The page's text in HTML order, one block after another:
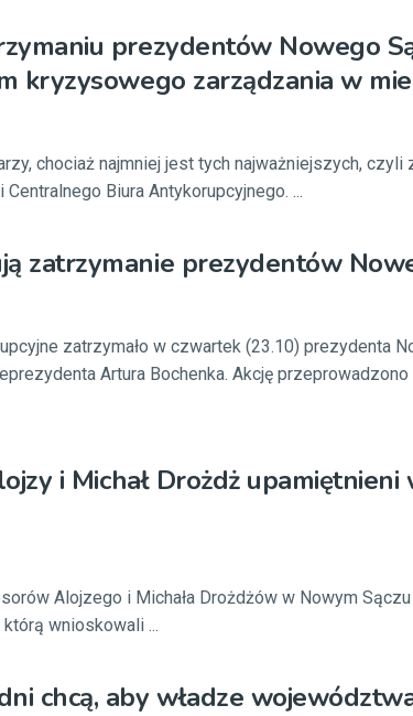
prezydentów Nowego
kryzysowego zarządzania w
chociaż najmniej jest tych najważniejszych, czyli
Biura Antykorupcyjnego. ...
zatrzymanie prezydentów
zatrzymało w czwartek (23.10) prezydenta
Artura Bochenka. Akcję przeprowadzono
i Michał Drożdż
Alojzego i Michała Drożdżów w Nowym
wnioskowali ...
chcą, aby władze